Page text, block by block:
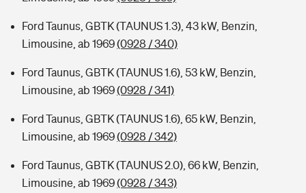
Sie haben Fragen?
Zur Übersicht
Tools
Kinderunfall-Check: Mehr Sicherheit für deine Kids
Sie haben Fragen?
Ford Taunus, GBTK (TAUNUS 1.3), 43 kW, Benzin,
Limousine, ab 1969(0928 / 340)
Ford Taunus, GBTK (TAUNUS 1.6), 53 kW, Benzin,
Limousine, ab 1969(0928 / 341)
Ford Taunus, GBTK (TAUNUS 1.6), 65 kW, Benzin,
Limousine, ab 1969(0928 / 342)
Ford Taunus, GBTK (TAUNUS 2.0), 66 kW, Benzin,
Limousine, ab 1969(0928 / 343)